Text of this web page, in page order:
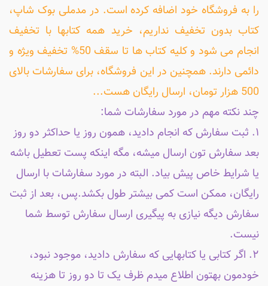
را به فروشگاه خود اضافه کرده است. در مدملی بوک شاپ،
کتاب بدون تخفیف نداریم، خرید همه کتابها با تخفیف
انجام می شود و کلیه کتاب ها تا سقف 50% تخفیف ویژه و
دائمی دارند. همچنین در این فروشگاه، برای سفارشات بالای
500 هزار تومان، ارسال رایگان هست...
چند نکته مهم در مورد سفارشات شما:
۱. ثبت سفارش که انجام دادید، همون روز یا حداکثر دو روز
بعد سفارش تون ارسال میشه، مگه اینکه پست تعطیل باشه
یا شرایط خاص پیش بیاد. البته در مورد سفارشات با ارسال
رایگان، ممکن است کمی بیشتر طول بکشد.پس، بعد از ثبت
سفارش دیگه نیازی به پیگیری ارسال سفارش توسط شما
نیست.
۲. اگر کتابی یا کتابهایی که سفارش دادید، موجود نبود،
خودمون بهتون اطلاع میدم ظرف یک تا دو روز تا هزینه